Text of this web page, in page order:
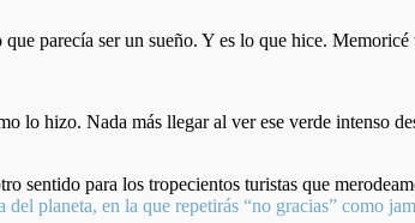
parecía ser un sueño. Y es lo que hice.
lo hizo. Nada más llegar al ver ese verde intenso
sentido para los tropecientos turistas que
planeta, en la que repetirás “no gracias” como